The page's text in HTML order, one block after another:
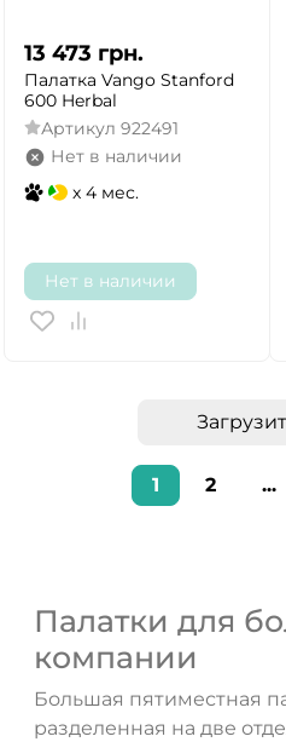
13 473 грн.
Палатка Vango Stanford
600 Herbal
Артикул 922491
Нет в наличии
x 4 мес.
Нет в наличии
1 2 ...
Палатки для
компании
Большая пятиместная
разделенная на две